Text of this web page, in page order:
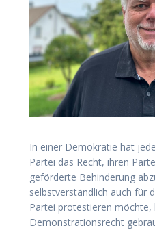
In einer Demokratie hat
Partei das Recht, ihren
geförderte Behinderung
selbstverständlich auch für
Partei protestieren möchte,
Demonstrationsrecht